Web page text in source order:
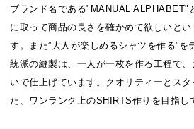
ブランド名である"MANUAL ALPHABET"
に取って商品の良さを確かめて欲しいと
す。また”大人が楽しめるシャツを作る”を
統派の縫製は、一人が一枚を作る工程で
いで仕上げています。クオリティーとス
た、ワンランク上のSHIRTS作りを目指し